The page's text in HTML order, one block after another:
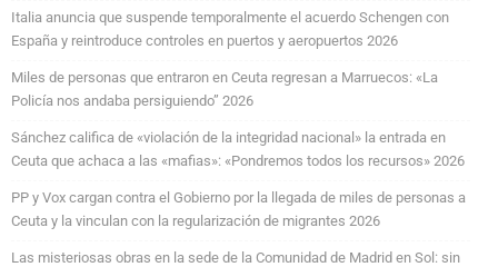
Italia anuncia que suspende temporalmente el acuerdo Schengen con
España y reintroduce controles en puertos y aeropuertos 2026
Miles de personas que entraron en Ceuta regresan a Marruecos: «La
Policía nos andaba persiguiendo” 2026
Sánchez califica de «violación de la integridad nacional» la entrada en
Ceuta que achaca a las «mafias»: «Pondremos todos los recursos» 2026
PP y Vox cargan contra el Gobierno por la llegada de miles de personas a
Ceuta y la vinculan con la regularización de migrantes 2026
Las misteriosas obras en la sede de la Comunidad de Madrid en Sol: sin